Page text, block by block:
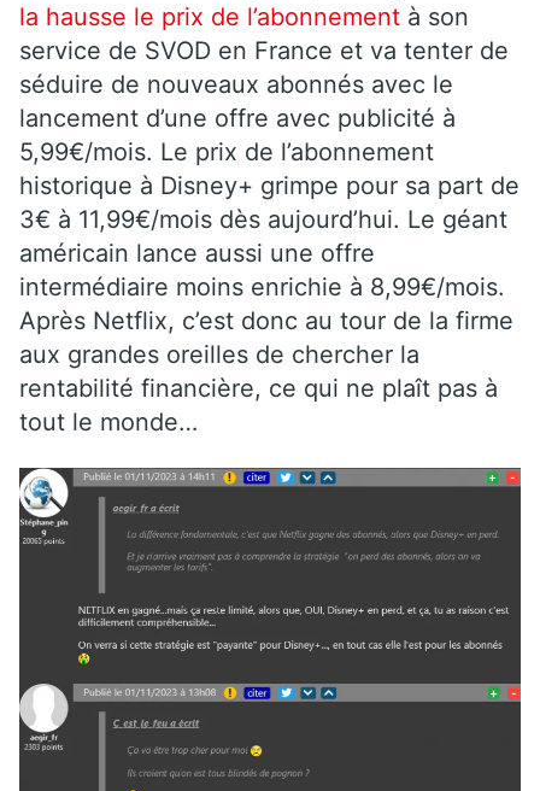
la hausse le prix de l’abonnement à son
service de SVOD en France et va tenter de
séduire de nouveaux abonnés avec le
lancement d’une offre avec publicité à
5,99€/mois. Le prix de l’abonnement
historique à Disney+ grimpe pour sa part de
3€ à 11,99€/mois dès aujourd’hui. Le géant
américain lance aussi une offre
intermédiaire moins enrichie à 8,99€/mois.
Après Netflix, c’est donc au tour de la firme
aux grandes oreilles de chercher la
rentabilité financière, ce qui ne plaît pas à
tout le monde…